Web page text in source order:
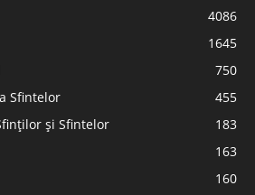
4086
1645
750
Sfintelor
455
și Sfintelor
183
163
160